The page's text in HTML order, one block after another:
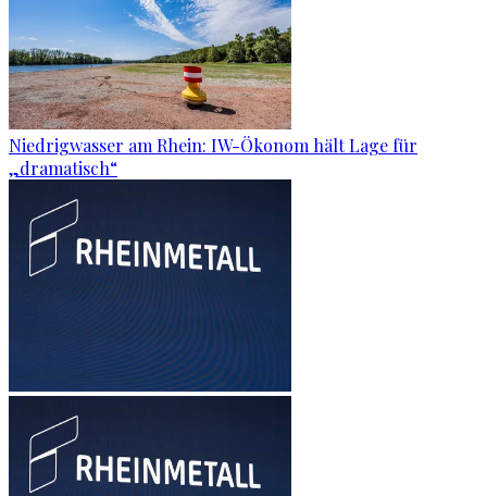
Niedrigwasser am Rhein: IW-Ökonom hält Lage für
„dramatisch“